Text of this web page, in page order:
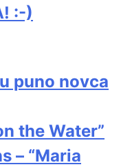
:-)
puno novca
the Water”
– “Maria